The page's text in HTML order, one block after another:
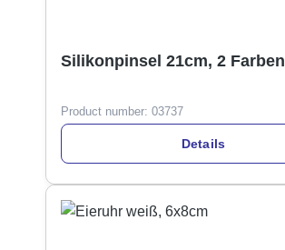
Silikonpinsel 21cm, 2 Farben
Product number: 03737
Details